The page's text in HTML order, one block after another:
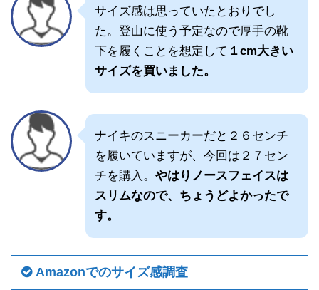
サイズ感は思っていたとおりでし
た。登山に使う予定なので厚手の靴
下を履くことを想定して １cm大きい
サイズを買いました。
ナイキのスニーカーだと２６センチ
を履いていますが、今回は２７セン
チを購入。 やはりノースフェイスは
スリムなので、ちょうどよかったで
す。
Amazonでのサイズ感調査